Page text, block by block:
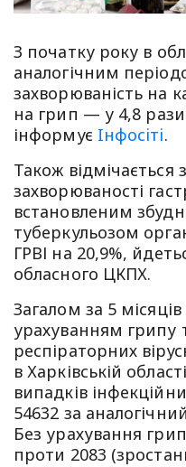
З початку року в
аналогічним
захворюваність на
на грип — у 4,8
інформує Iнфосiтi.
Також відмічається
захворюваності
встановленим
туберкульозом
ГРВІ на 20,9%,
обласного ЦКПХ.
Загалом за 5
урахуванням грипу
респіраторних
в Харківській
випадків
54632 за
Без урахування
проти 2083